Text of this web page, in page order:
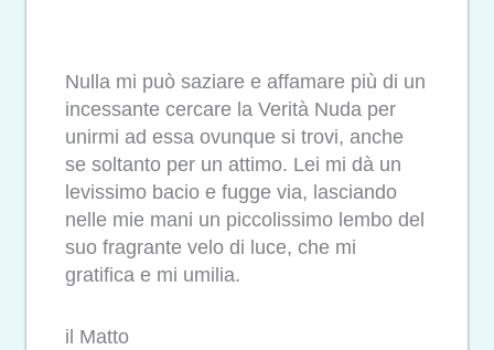
Nulla mi può saziare e affamare più di un
incessante cercare la Verità Nuda per
unirmi ad essa ovunque si trovi, anche
se soltanto per un attimo. Lei mi dà un
levissimo bacio e fugge via, lasciando
nelle mie mani un piccolissimo lembo del
suo fragrante velo di luce, che mi
gratifica e mi umilia.
il Matto